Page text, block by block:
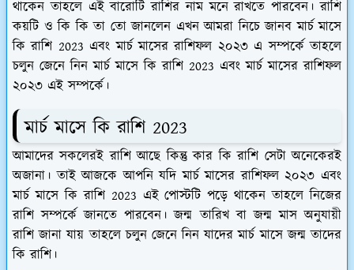
থাকেন তাহলে এই বারোটি রাশির নাম মনে রাখতে পারবেন। রাশি
কয়টি ও কি কি তা তো জানলেন এখন আমরা নিচে জানবমার্চ মাসে
কি রাশি 2023 এবংমার্চ মাসের রাশিফল ২০২৩ এ সম্পর্কে তাহলে
চলুন জেনে নিনমার্চ মাসে কি রাশি 2023 এবংমার্চ মাসের রাশিফল
২০২৩ এই সম্পর্কে।
মার্চ মাসে কি রাশি 2023
আমাদের সকলেরই রাশি আছে কিন্তু কার কি রাশি সেটা অনেকেরই
অজানা। তাই আজকে আপনি যদি মার্চ মাসের রাশিফল ২০২৩ এবং
মার্চ মাসে কি রাশি 2023 এই পোস্টটি পড়ে থাকেন তাহলে নিজের
রাশি সম্পর্কে জানতে পারবেন। জন্ম তারিখ বা জন্ম মাস অনুযায়ী
রাশি জানা যায় তাহলে চলুন জেনে নিন যাদের মার্চ মাসে জন্ম তাদের
কি রাশি।